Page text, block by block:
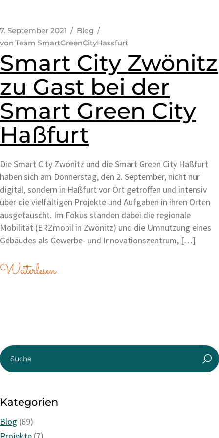
7. September 2021
Blog
von Team SmartGreenCityHassfurt
Smart City Zwönitz
zu Gast bei der
Smart Green City
Haßfurt
Die Smart City Zwönitz und die Smart Green City Haßfurt
haben sich am Donnerstag, den 2. September, nicht nur
digital, sondern in Haßfurt vor Ort getroffen und intensiv
über die vielfältigen Projekte und Aufgaben in ihren Orten
ausgetauscht. Im Fokus standen dabei die regionale
Mobilität (ERZmobil in Zwönitz) und die Umnutzung eines
Gebäudes als Gewerbe- und Innovationszentrum, […]
Weiterlesen
Kategorien
Blog (69)